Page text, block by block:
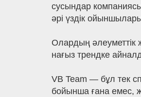
сусындар
әрі үздік
Олардың
нағыз трендке
VB Team — бұл тек
бойынша ғана емес,